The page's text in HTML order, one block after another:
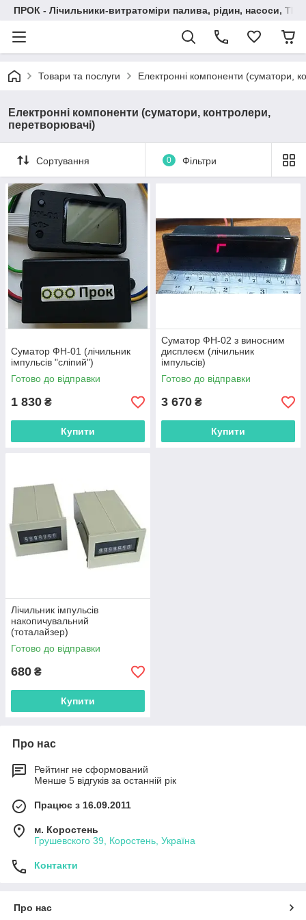
ПРОК - Лічильники-витратоміри палива, рідин, насоси,
Товари та послуги Електронні компоненти (суматори,
Електронні компоненти (суматори, контролери,
перетворювачі)
Сортування 0 Фільтри
Суматор ФН-01 (лічильник
імпульсів "сліпий")
Готово до відправки
1 830 ₴
Купити
Суматор ФН-02 з виносним
дисплеєм (лічильник
імпульсів)
Готово до відправки
3 670 ₴
Купити
Лічильник імпульсів
накопичувальний
(тоталайзер)
Готово до відправки
680 ₴
Купити
Про нас
Рейтинг не сформований
Менше 5 відгуків за останній рік
Працює з 16.09.2011
м. Коростень
Грушевского 39, Коростень, Україна
Контакти
Про нас